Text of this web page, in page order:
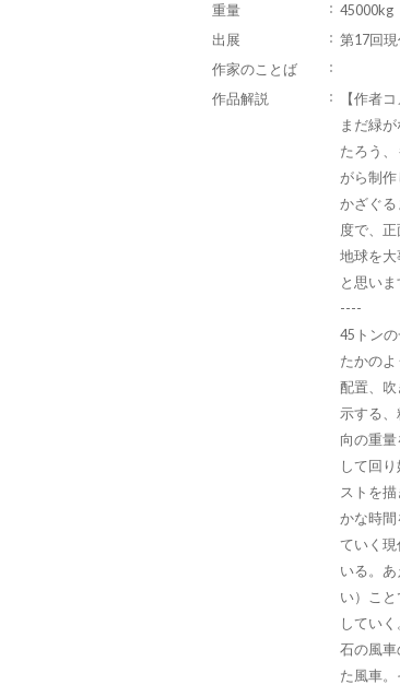
重量
45000kg
出展
第17回
作家のことば
作品解説
【作者
まだ緑
たろう
がら制作
かざぐ
度で、
地球を
と思いま
----
45トン
たかの
配置、
示する
向の重
して回
ストを
かな時間
ていく
いる。
い）こ
してい
石の風
た風車